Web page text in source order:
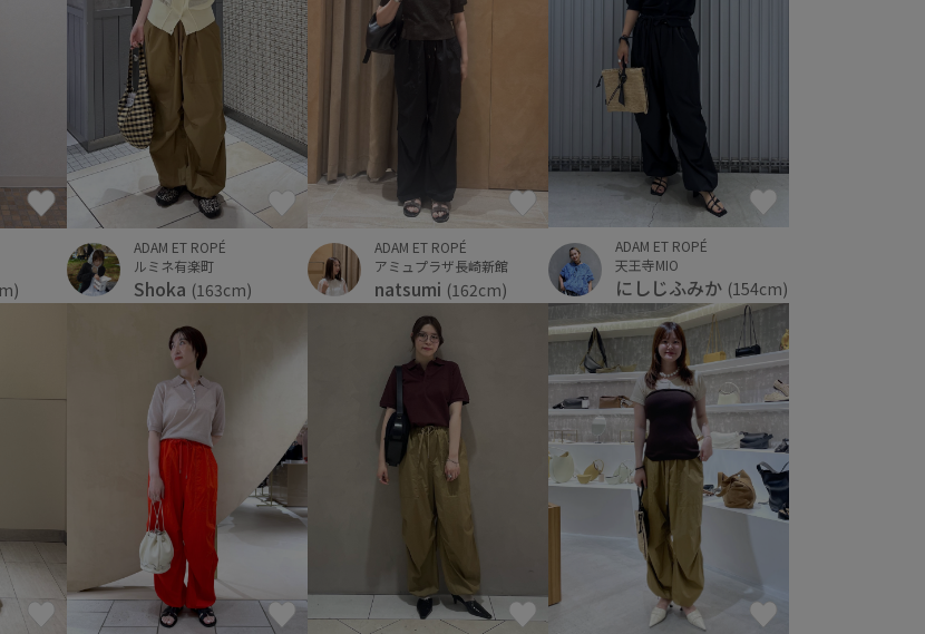
ADAM ET ROPÉ
ルミネ有楽町
Shoka (163cm)
ADAM ET ROPÉ
アミュプラザ長崎新館
natsumi (162cm)
ADAM ET ROPÉ
天王寺MIO
にしじふみか (154cm)